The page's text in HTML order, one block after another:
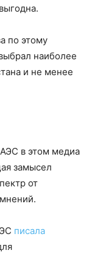
по этому
наиболее
и не менее
в этом медиа
замысел
от
писала